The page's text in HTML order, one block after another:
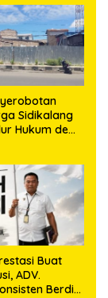
Sidikalang
Hukum demi
Buat
ADV.
Berdiri